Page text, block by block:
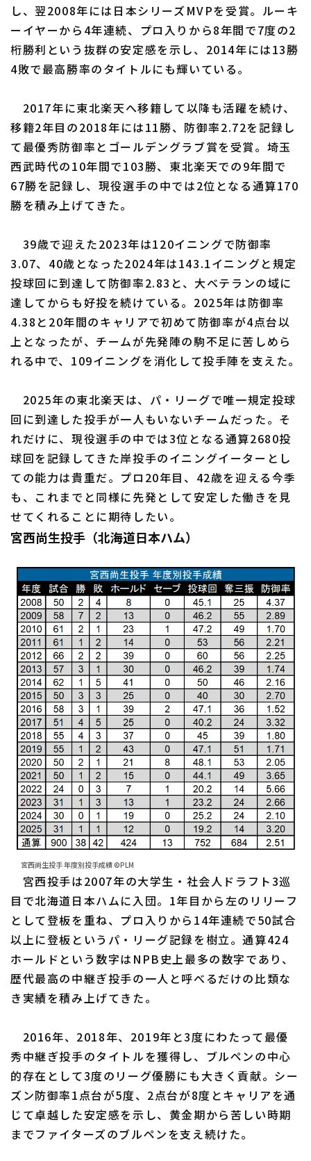
し、翌2008年には日本シリーズMVPを受賞。ルーキ
ーイヤーから4年連続、プロ入りから8年間で7度の2
桁勝利という抜群の安定感を示し、2014年には13勝
4敗で最高勝率のタイトルにも輝いている。
2017年に東北楽天へ移籍して以降も活躍を続け、
移籍2年目の2018年には11勝、防御率2.72を記録し
て最優秀防御率とゴールデングラブ賞を受賞。埼玉
西武時代の10年間で103勝、東北楽天での9年間で
67勝を記録し、現役選手の中では2位となる通算170
勝を積み上げてきた。
39歳で迎えた2023年は120イニングで防御率
3.07、40歳となった2024年は143.1イニングと規定
投球回に到達して防御率2.83と、大ベテランの域に
達してからも好投を続けている。2025年は防御率
4.38と20年間のキャリアで初めて防御率が4点台以
上となったが、チームが先発陣の駒不足に苦しめら
れる中で、109イニングを消化して投手陣を支えた。
2025年の東北楽天は、パ・リーグで唯一規定投球
回に到達した投手が一人もいないチームだった。そ
れだけに、現役選手の中では3位となる通算2680投
球回を記録してきた岸投手のイニングイーターとし
ての能力は貴重だ。プロ20年目、42歳を迎える今季
も、これまでと同様に先発として安定した働きを見
せてくれることに期待したい。
宮西尚生投手（北海道日本ハム）
宮西尚生投手 年度別投手成績 ©PLM
宮西投手は2007年の大学生・社会人ドラフト3巡
目で北海道日本ハムに入団。1年目から左のリリーフ
として登板を重ね、プロ入りから14年連続で50試合
以上に登板というパ・リーグ記録を樹立。通算424
ホールドという数字はNPB史上最多の数字であり、
歴代最高の中継ぎ投手の一人と呼べるだけの比類な
き実績を積み上げてきた。
2016年、2018年、2019年と3度にわたって最優
秀中継ぎ投手のタイトルを獲得し、ブルペンの中心
的存在として3度のリーグ優勝にも大きく貢献。シー
ズン防御率1点台が5度、2点台が8度とキャリアを通
じて卓越した安定感を示し、黄金期から苦しい時期
までファイターズのブルペンを支え続けた。